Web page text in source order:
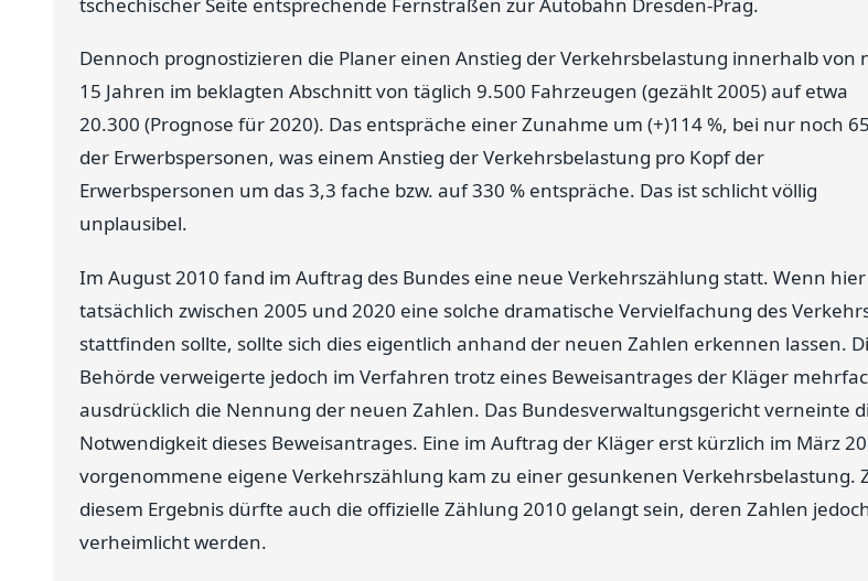
Dennoch prognostizieren die Planer einen Anstieg der Verkehrsbelastung innerhalb von
15 Jahren im beklagten Abschnitt von täglich 9.500 Fahrzeugen (gezählt 2005) auf etwa
20.300 (Prognose für 2020). Das entspräche einer Zunahme um (+)114 %, bei nur noch
der Erwerbspersonen, was einem Anstieg der Verkehrsbelastung pro Kopf der
Erwerbspersonen um das 3,3 fache bzw. auf 330 % entspräche. Das ist schlicht völlig
unplausibel.
Im August 2010 fand im Auftrag des Bundes eine neue Verkehrszählung statt. Wenn hier
tatsächlich zwischen 2005 und 2020 eine solche dramatische Vervielfachung des
stattfinden sollte, sollte sich dies eigentlich anhand der neuen Zahlen erkennen lassen.
Behörde verweigerte jedoch im Verfahren trotz eines Beweisantrages der Kläger
ausdrücklich die Nennung der neuen Zahlen. Das Bundesverwaltungsgericht verneinte
Notwendigkeit dieses Beweisantrages. Eine im Auftrag der Kläger erst kürzlich im März
vorgenommene eigene Verkehrszählung kam zu einer gesunkenen Verkehrsbelastung.
diesem Ergebnis dürfte auch die offizielle Zählung 2010 gelangt sein, deren Zahlen
verheimlicht werden.